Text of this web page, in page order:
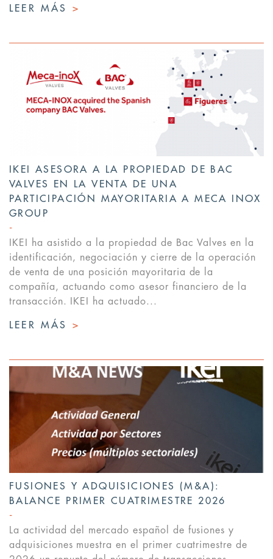
LEER MÁS >
IKEI ASESORA A LA PROPIEDAD DE BAC
VALVES EN LA VENTA DE UNA
PARTICIPACIÓN MAYORITARIA A MECA INOX
GROUP
IKEI ha asistido a la propiedad de Bac Valves en la
identificación, negociación y cierre de la operación
de venta de una posición mayoritaria de la
compañía, actuando como asesor financiero de la
transacción. IKEI ha actuado...
LEER MÁS >
FUSIONES Y ADQUISICIONES (M&A):
BALANCE PRIMER CUATRIMESTRE 2026
La actividad del mercado español de fusiones y
adquisiciones muestra en el primer cuatrimestre de